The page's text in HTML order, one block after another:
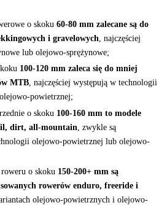
o skoku 60-80 mm zalecane są do
i gravelowych , najczęściej
lub olejowo-sprężynowe;
100-120 mm zaleca się do mniej
MTB, najczęściej występują w technologii
powietrznej;
o skoku 100-160 mm to modele
dirt, all-mountain , zwykle są
olejowo-powietrznej lub olejowo-
o skoku 150-200+ mm są
rowerów enduro, freeride i
olejowo-powietrznych i olejowo-